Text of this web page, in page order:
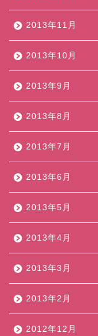
2013年11月
2013年10月
2013年9月
2013年8月
2013年7月
2013年6月
2013年5月
2013年4月
2013年3月
2013年2月
2012年12月